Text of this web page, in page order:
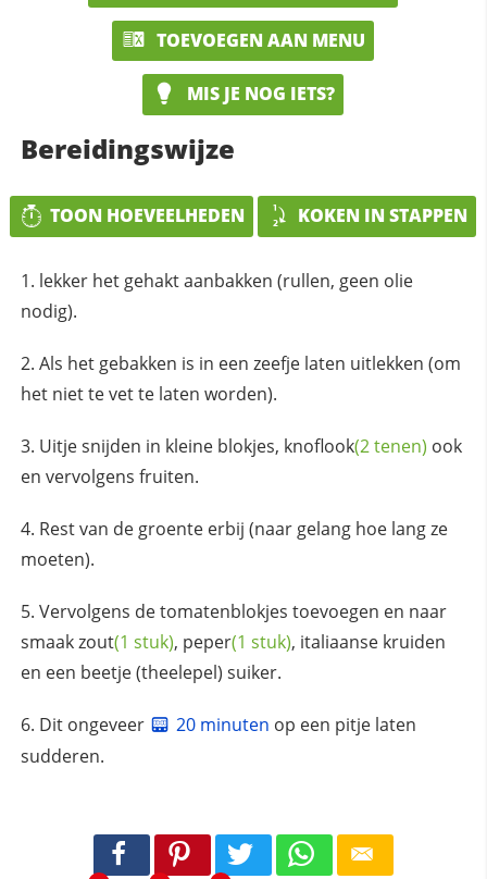
TOEVOEGEN AAN MENU
MIS JE NOG IETS?
Bereidingswijze
TOON HOEVEELHEDEN KOKEN IN STAPPEN
lekker het gehakt aanbakken (rullen, geen olie
nodig).
Als het gebakken is in een zeefje laten uitlekken (om
het niet te vet te laten worden).
Uitje snijden in kleine blokjes, knoflook(2 tenen) ook
en vervolgens fruiten.
Rest van de groente erbij (naar gelang hoe lang ze
moeten).
Vervolgens de tomatenblokjes toevoegen en naar
smaakzout(1 stuk), peper(1 stuk), italiaanse kruiden
en een beetje (theelepel) suiker.
Dit ongeveer 20 minuten op een pitje laten
sudderen.